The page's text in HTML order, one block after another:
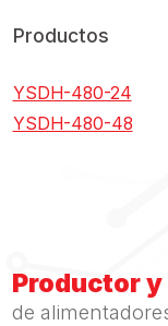
Productos
YSDH-480-24
YSDH-480-48
Productor
de